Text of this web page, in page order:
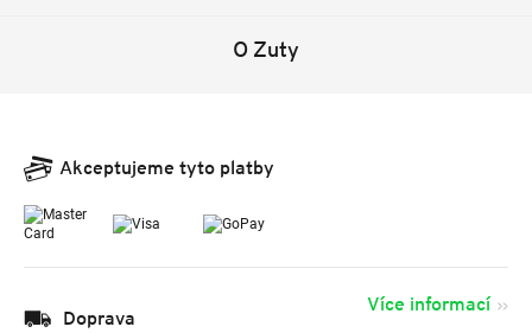
O Zuty
Akceptujeme tyto platby
Doprava
Více informací